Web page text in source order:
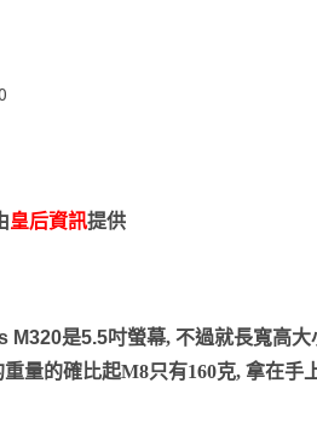
皇后資訊提供
M320是5.5吋螢幕, 不過就長寬高大
重量的確比起M8只有160克, 拿在手